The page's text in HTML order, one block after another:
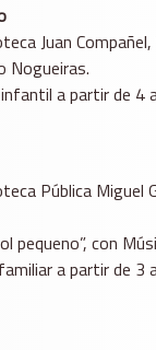
Juan Compañel,
Nogueiras.
a partir de 4
Pública Miguel
pequeno”, con
a partir de 3